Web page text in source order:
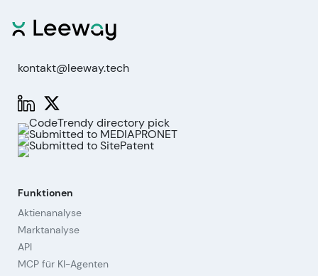
kontakt@leeway.tech
Funktionen
Aktienanalyse
Marktanalyse
API
MCP für KI-Agenten